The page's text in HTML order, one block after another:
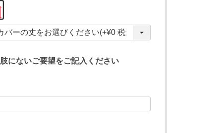
須
)
にないご要望をご記入ください